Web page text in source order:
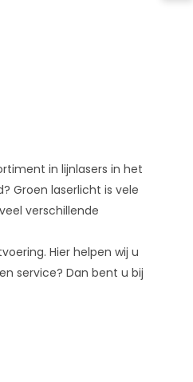
in lijnlasers in het
Groen laserlicht is vele
verschillende
Hier helpen wij u
service? Dan bent u bij